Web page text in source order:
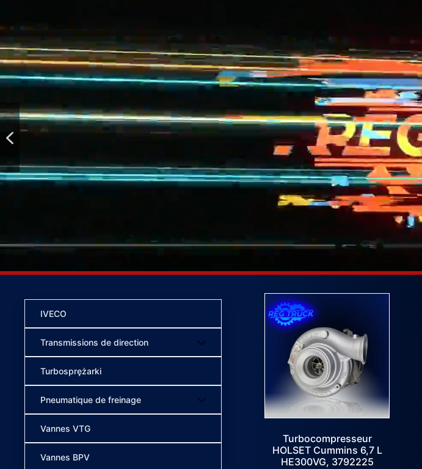
IVECO
Transmissions de direction
Turbosprężarki
Pneumatique de freinage
Vannes VTG
Vannes BPV
Turbocompresseur
HOLSET Cummins 6,7 L
HE300VG, 3792225